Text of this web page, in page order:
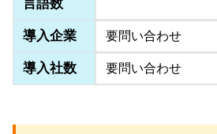
言語数
導入企業 要問い合わせ
導入社数 要問い合わせ